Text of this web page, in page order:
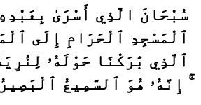
سُبْحَانَ الَّذِي أَسْرَىٰ
ٱلْمَسْجِدِ ٱلْحَرَامِ إِلَى
ٱلَّذِي بَٰرَكْنَا حَوْلَهُۥ
ۚ إِنَّهُۥ هُوَ ٱلسَّمِيعُ ٱلْبَصِيرُ